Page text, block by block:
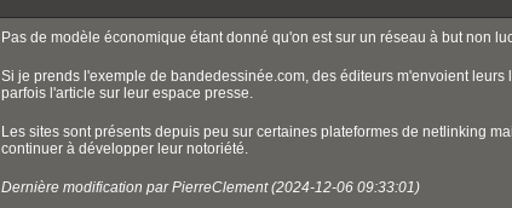
Pas de modèle économique étant donné qu'on est sur un réseau à but non
Si je prends l'exemple de bandedessinée.com, des éditeurs m'envoient
parfois l'article sur leur espace presse.
Les sites sont présents depuis peu sur certaines plateformes de netlinking
continuer à développer leur notoriété.
Dernière modification par PierreClement (2024-12-06 09:33:01)